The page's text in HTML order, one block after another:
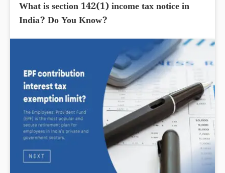
What is section 142(1) income tax notice in
India? Do You Know?